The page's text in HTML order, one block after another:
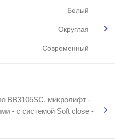
Белый
Округлая
Современный
BB3105SC, микролифт -
- с системой Soft close -